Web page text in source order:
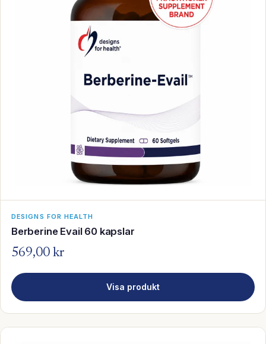
DESIGNS FOR HEALTH
Berberine Evail 60 kapslar
569,00 kr
Visa produkt